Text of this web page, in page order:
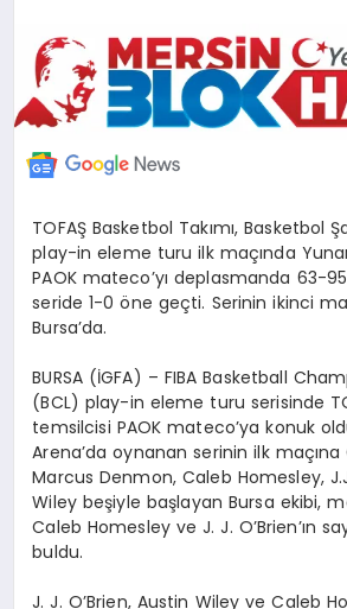
ILETİŞİM
KÜNYE
TOFAŞ Basketbol Takımı, Basketbol
play-in eleme turu ilk maçında
PAOK mateco’yı deplasmanda 63-
seride 1-0 öne geçti. Serinin ikinci
Bursa’da.
BURSA (İGFA) – FIBA Basketball
(BCL) play-in eleme turu serisinde
temsilcisi PAOK mateco’ya konuk
Arena’da oynanan serinin ilk
Marcus Denmon, Caleb Homesley,
Wiley beşiyle başlayan Bursa ekibi,
Caleb Homesley ve J. J. O’Brien’ın
buldu.
J. J. O’Brien, Austin Wiley ve Caleb